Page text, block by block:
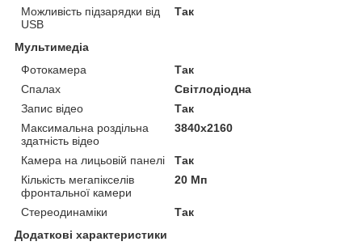
Можливість підзарядки від
USB
Так
Мультимедіа
Фотокамера
Так
Спалах
Світлодіодна
Запис відео
Так
Максимальна роздільна
здатність відео
3840x2160
Камера на лицьовій панелі
Так
Кількість мегапікселів
фронтальної камери
20 Мп
Стереодинаміки
Так
Додаткові характеристики